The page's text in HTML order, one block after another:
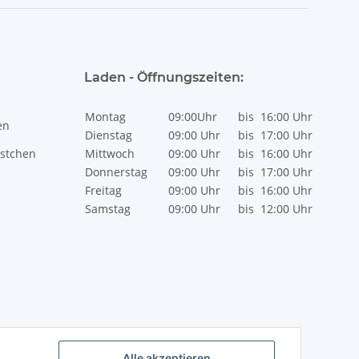
Laden - Öffnungszeiten:
Montag 09:00Uhr bis 16:00 Uhr
Dienstag
09:00 Uhr bis 17:00 Uhr
Mittwoch
09:00 Uhr bis 16:00 Uhr
Donnerstag
09:00 Uhr bis 17:00 Uhr
Freitag
09:00 Uhr bis 16:00 Uhr
Samstag
09:00 Uhr bis 12:00 Uhr